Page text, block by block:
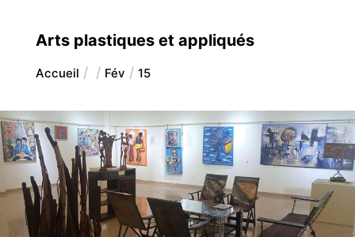
Arts plastiques et appliqués
Accueil Fév 15